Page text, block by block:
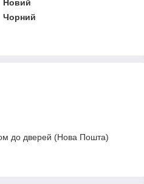
Новий
Чорний
до дверей (Нова Пошта)